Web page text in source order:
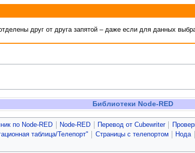
друг от друга запятой – даже если для данных
Библиотеки Node-RED
по Node-RED Node-RED Перевод от Сubewriter
таблица/Телепорт"
Страницы с телепортом Нода